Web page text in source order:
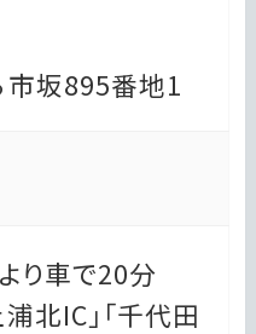
市坂895番地1
り車で20分
北IC」「千代田